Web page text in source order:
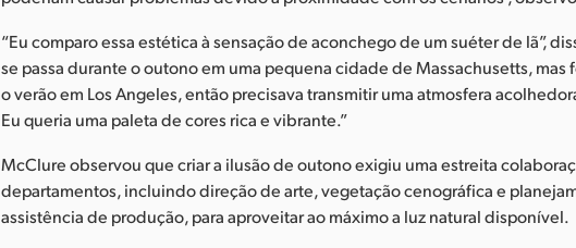
“Eu comparo essa estética à sensação de aconchego de um suéter de lã”,
se passa durante o outono em uma pequena cidade de Massachusetts, mas
o verão em Los Angeles, então precisava transmitir uma atmosfera
Eu queria uma paleta de cores rica e vibrante.”
McClure observou que criar a ilusão de outono exigiu uma estreita
departamentos, incluindo direção de arte, vegetação cenográfica e
assistência de produção, para aproveitar ao máximo a luz natural disponível.